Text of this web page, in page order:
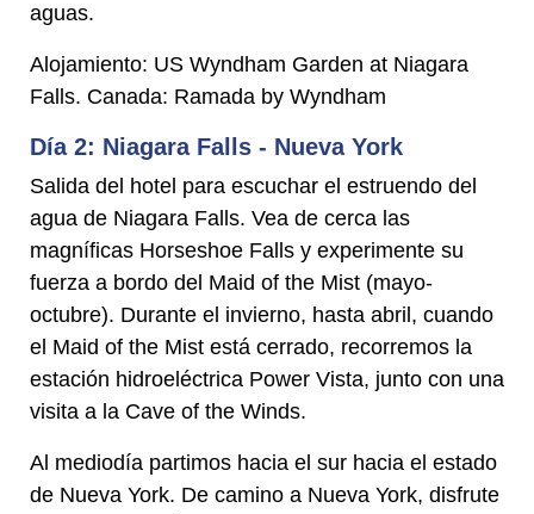
aguas.
Alojamiento: US Wyndham Garden at Niagara
Falls. Canada: Ramada by Wyndham
Día 2: Niagara Falls - Nueva York
Salida del hotel para escuchar el estruendo del
agua de Niagara Falls. Vea de cerca las
magníficas Horseshoe Falls y experimente su
fuerza a bordo del Maid of the Mist (mayo-
octubre). Durante el invierno, hasta abril, cuando
el Maid of the Mist está cerrado, recorremos la
estación hidroeléctrica Power Vista, junto con una
visita a la Cave of the Winds.
Al mediodía partimos hacia el sur hacia el estado
de Nueva York. De camino a Nueva York, disfrute